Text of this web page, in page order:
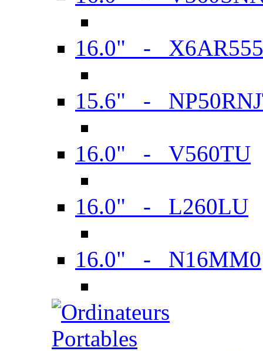
16.0" -
15.6" -
16.0" - V560TU
16.0" - L260LU
16.0" - N16MM0